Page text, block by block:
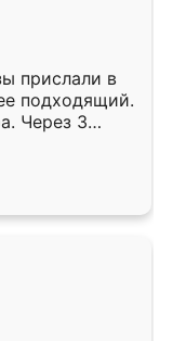
прислали в
подходящий.
Через 3
Остались